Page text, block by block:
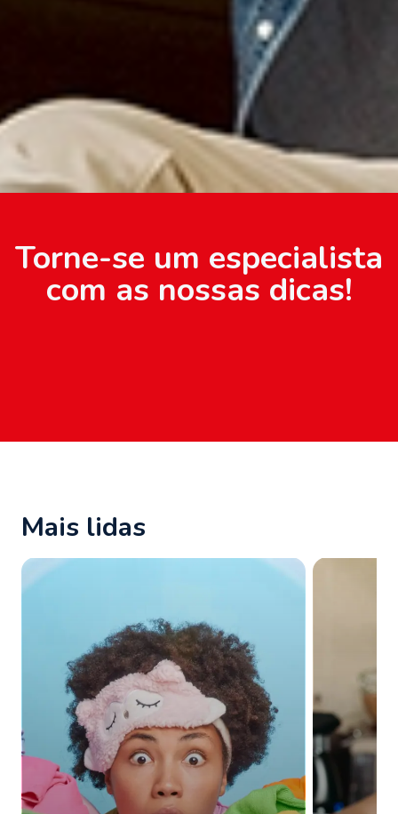
Torne-se um especialista
com as nossas dicas!
Mais lidas